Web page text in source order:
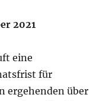
2021
eine
für
ergehenden über